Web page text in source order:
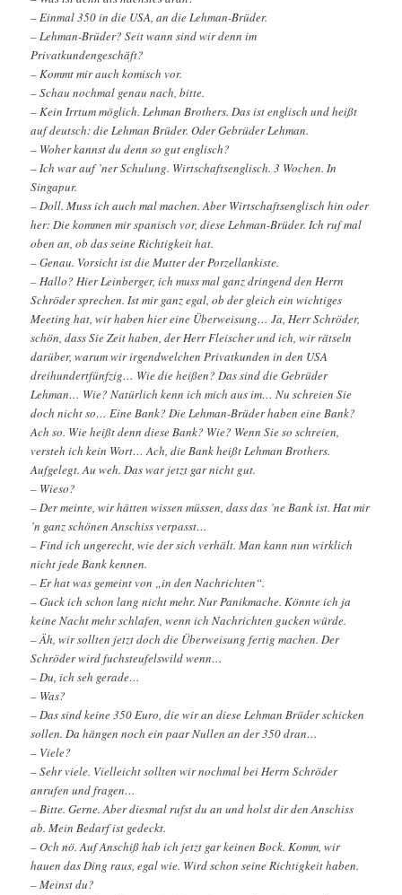
– Einmal 350 in die USA, an die Lehman-Brüder.
– Lehman-Brüder? Seit wann sind wir denn im
Privatkundengeschäft?
– Kommt mir auch komisch vor.
– Schau nochmal genau nach, bitte.
– Kein Irrtum möglich. Lehman Brothers. Das ist englisch und heißt
auf deutsch: die Lehman Brüder. Oder Gebrüder Lehman.
– Woher kannst du denn so gut englisch?
– Ich war auf ’ner Schulung. Wirtschaftsenglisch. 3 Wochen. In
Singapur.
– Doll. Muss ich auch mal machen. Aber Wirtschaftsenglisch hin oder
her: Die kommen mir spanisch vor, diese Lehman-Brüder. Ich ruf mal
oben an, ob das seine Richtigkeit hat.
– Genau. Vorsicht ist die Mutter der Porzellankiste.
– Hallo? Hier Leinberger, ich muss mal ganz dringend den Herrn
Schröder sprechen. Ist mir ganz egal, ob der gleich ein wichtiges
Meeting hat, wir haben hier eine Überweisung… Ja, Herr Schröder,
schön, dass Sie Zeit haben, der Herr Fleischer und ich, wir rätseln
darüber, warum wir irgendwelchen Privatkunden in den USA
dreihundertfünfzig… Wie die heißen? Das sind die Gebrüder
Lehman… Wie? Natürlich kenn ich mich aus im… Nu schreien Sie
doch nicht so… Eine Bank? Die Lehman-Brüder haben eine Bank?
Ach so. Wie heißt denn diese Bank? Wie? Wenn Sie so schreien,
versteh ich kein Wort… Ach, die Bank heißt Lehman Brothers.
Aufgelegt. Au weh. Das war jetzt gar nicht gut.
– Wieso?
– Der meinte, wir hätten wissen müssen, dass das ’ne Bank ist. Hat mir
’n ganz schönen Anschiss verpasst…
– Find ich ungerecht, wie der sich verhält. Man kann nun wirklich
nicht jede Bank kennen.
– Er hat was gemeint von „in den Nachrichten“.
– Guck ich schon lang nicht mehr. Nur Panikmache. Könnte ich ja
keine Nacht mehr schlafen, wenn ich Nachrichten gucken würde.
– Äh, wir sollten jetzt doch die Überweisung fertig machen. Der
Schröder wird fuchsteufelswild wenn…
– Du, ich seh gerade…
– Was?
– Das sind keine 350 Euro, die wir an diese Lehman Brüder schicken
sollen. Da hängen noch ein paar Nullen an der 350 dran…
– Viele?
– Sehr viele. Vielleicht sollten wir nochmal bei Herrn Schröder
anrufen und fragen…
– Bitte. Gerne. Aber diesmal rufst du an und holst dir den Anschiss
ab. Mein Bedarf ist gedeckt.
– Och nö. Auf Anschiß hab ich jetzt gar keinen Bock. Komm, wir
hauen das Ding raus, egal wie. Wird schon seine Richtigkeit haben.
– Meinst du?